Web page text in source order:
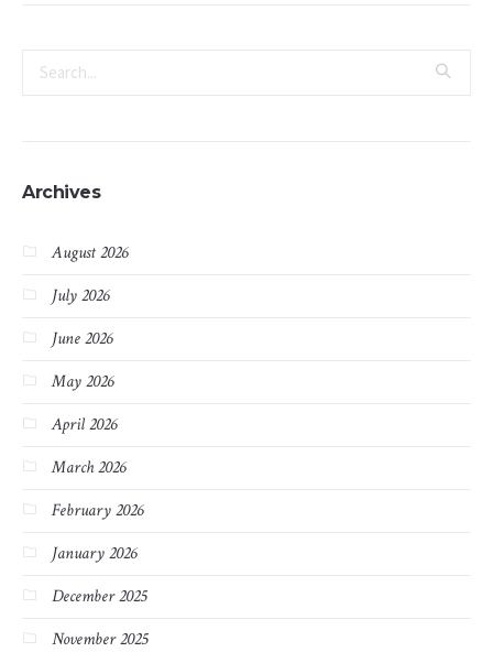
Archives
August 2026
July 2026
June 2026
May 2026
April 2026
March 2026
February 2026
January 2026
December 2025
November 2025